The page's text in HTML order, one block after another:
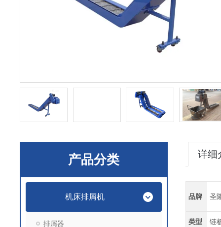
产品分类
机床排屑机
排屑器
详细
品牌 圣
类型 链